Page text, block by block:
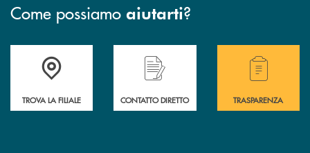
Come possiamo aiutarti?
Accedi all' elenco completo delle filiali della BCC San Giovanni
TROVA LA FILIALE
Hai bisogno di assistenza immediata?
CONTATTO DIRETTO
Hai bisogno di
TRASPARENZA